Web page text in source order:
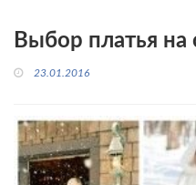
Выбор платья на
23.01.2016